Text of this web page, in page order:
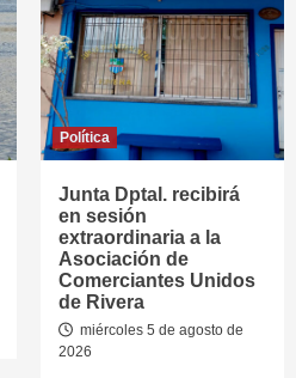
Política
Junta Dptal. recibirá
en sesión
extraordinaria a la
Asociación de
Comerciantes Unidos
de Rivera
miércoles 5 de agosto de
2026